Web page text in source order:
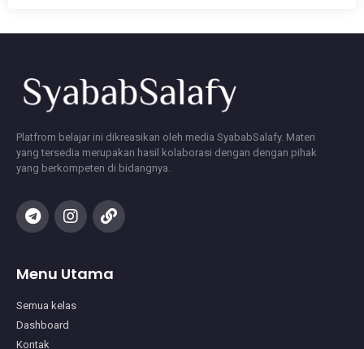
Platfrom belajar ini dikreasikan oleh media SyababSalafy. Materi
yang tersedia merupakan hasil kolaborasi dengan dengan pihak
yang berkompeten di bidangnya.
Menu Utama
Semua kelas
Dashboard
Kontak